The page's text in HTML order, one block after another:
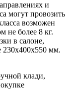
и
могут провозить
возможен
не более 8 кг.
в салоне,
230х400х550 мм.
клади,